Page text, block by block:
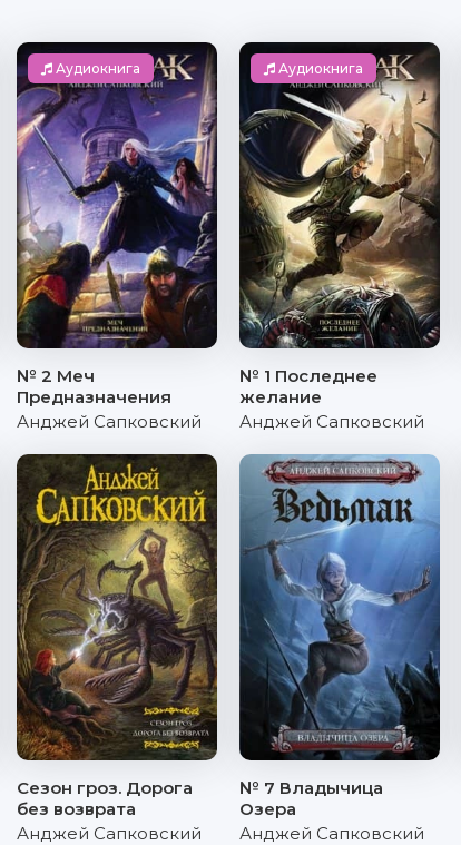
Аудиокнига
№ 2 Меч
Предназначения
Анджей Сапковский
Аудиокнига
№ 1 Последнее
желание
Анджей Сапковский
Сезон гроз. Дорога
без возврата
Анджей Сапковский
№ 7 Владычица
Озера
Анджей Сапковский